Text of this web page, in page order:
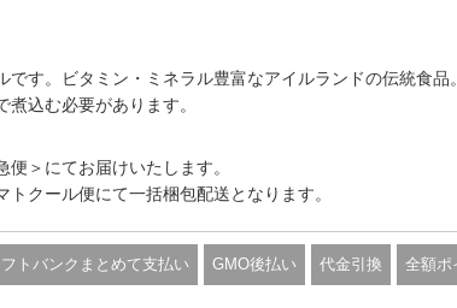
す。ビタミン・ミネラル豊富なアイルランドの伝統食
込む必要があります。
＞にてお届けいたします。
クール便にて一括梱包配送となります。
フトバンクまとめて支払い GMO後払い 代金引換 全額ポ